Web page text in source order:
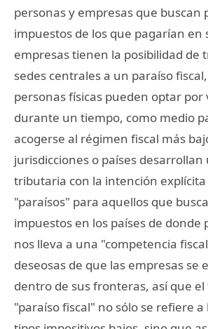
personas y empresas que buscan
impuestos de los que pagarían en
empresas tienen la posibilidad de
sedes centrales a un paraíso
personas físicas pueden optar por
durante un tiempo, como medio
acogerse al régimen fiscal más
jurisdicciones o países desarrollan
tributaria con la intención
"paraísos" para aquellos que
impuestos en los países de donde
nos lleva a una "competencia
deseosas de que las empresas se
dentro de sus fronteras, así que
"paraíso fiscal" no sólo se refiere a